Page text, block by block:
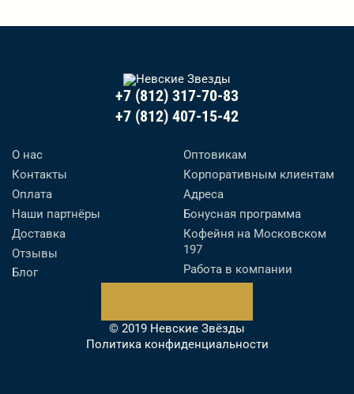
+7 (812) 317-70-83
+7 (812) 407-15-42
О нас
Контакты
Оплата
Наши партнёры
Доставка
Отзывы
Блог
Оптовикам
Корпоративным клиентам
Адреса
Бонусная программа
Кофейня на Московском
197
Работа в компании
© 2019 Невские Звёзды
Политика конфиденциальности